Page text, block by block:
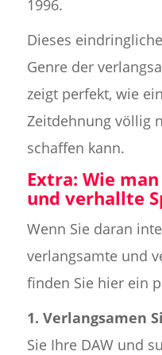
1996.
Dieses
Genre der
zeigt perfekt, wie
Zeitdehnung völlig
schaffen kann.
Extra: Wie
und verhallte
Wenn Sie daran
verlangsamte und
finden Sie hier ein
1. Verlangsamen
Sie Ihre DAW und